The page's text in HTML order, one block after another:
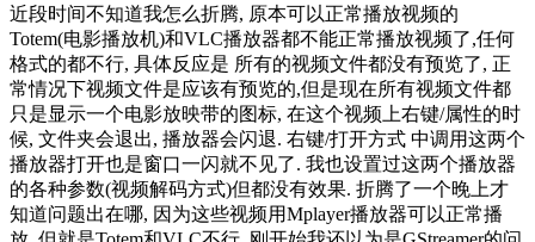
近段时间不知道我怎么折腾, 原本可以正常播放视频的
Totem(电影播放机)和VLC播放器都不能正常播放视频了,任何
格式的都不行, 具体反应是 所有的视频文件都没有预览了, 正
常情况下视频文件是应该有预览的,但是现在所有视频文件都
只是显示一个电影放映带的图标, 在这个视频上右键/属性的时
候, 文件夹会退出, 播放器会闪退. 右键/打开方式 中调用这两个
播放器打开也是窗口一闪就不见了. 我也设置过这两个播放器
的各种参数(视频解码方式)但都没有效果. 折腾了一个晚上才
知道问题出在哪, 因为这些视频用Mplayer播放器可以正常播